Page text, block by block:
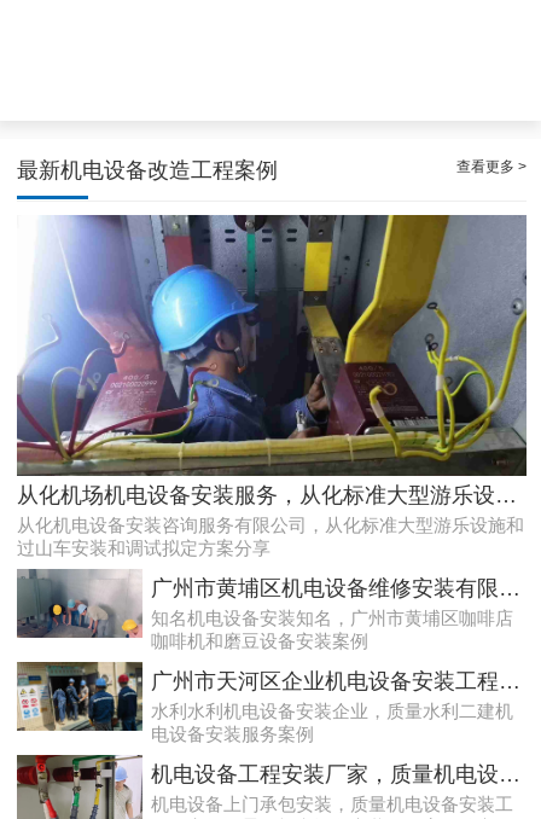
天河配电房预防性试验运行维护案例
最新机电设备改造工程案例 查看更多 >
从化机场机电设备安装服务，从化标准大型游乐设施和过山车安装和调试拟定方案分享
从化机电设备安装咨询服务有限公司，从化标准大型游乐设施和
过山车安装和调试拟定方案分享
广州市黄埔区机电设备维修安装有限公司，广州市黄埔区咖啡店咖啡机和磨豆设备安装案例
知名机电设备安装知名，广州市黄埔区咖啡店
咖啡机和磨豆设备安装案例
广州市天河区企业机电设备安装工程，质量水利二建机电设备安装服务案例
水利水利机电设备安装企业，质量水利二建机
电设备安装服务案例
机电设备工程安装厂家，质量机电设备安装工程厂家提供景区机电设备安装工程案例分享
机电设备上门承包安装，质量机电设备安装工